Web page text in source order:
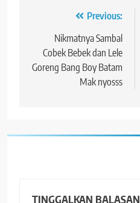
Navigasi Previous:
Nikmatnya Sambal
Cobek Bebek dan Lele
Goreng Bang Boy Batam
Mak nyosss
TINGGALKAN BALASAN